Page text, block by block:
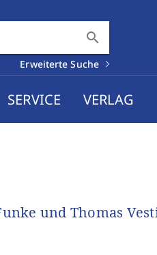
search
Erweiterte Suche
SERVICE VERLAG
und Thomas